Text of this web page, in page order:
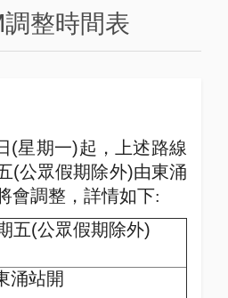
整時間表
(星期一)起，上述路線
(公眾假期除外)由東涌
會調整，詳情如下:
五(公眾假期除外)
涌站開